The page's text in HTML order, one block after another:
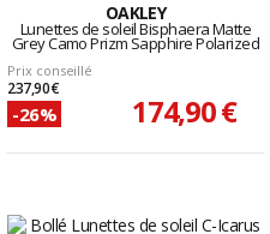
OAKLEY
Lunettes de soleil Bisphaera Matte
Grey Camo Prizm Sapphire Polarized
Prix conseillé
237,90 €
-26% 174,90 €